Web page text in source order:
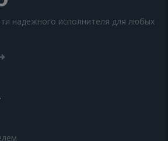
надежного исполнителя для любых